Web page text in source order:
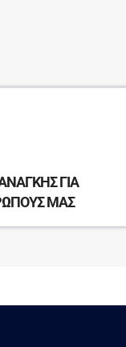
ΓΙΑ
ΜΑΣ